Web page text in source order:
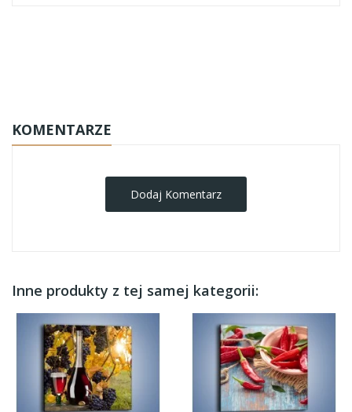
KOMENTARZE
Dodaj Komentarz
Inne produkty z tej samej kategorii: